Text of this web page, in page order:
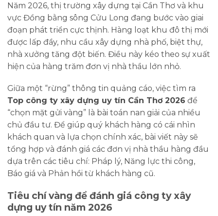
Năm 2026, thị trường xây dựng tại Cần Thơ và khu
vực Đồng bằng sông Cửu Long đang bước vào giai
đoạn phát triển cực thịnh. Hàng loạt khu đô thị mới
được lấp đầy, nhu cầu xây dựng nhà phố, biệt thự,
nhà xưởng tăng đột biến. Điều này kéo theo sự xuất
hiện của hàng trăm đơn vị nhà thầu lớn nhỏ.
Giữa một “rừng” thông tin quảng cáo, việc tìm ra
Top công ty xây dựng uy tín Cần Thơ 2026 để
“chọn mặt gửi vàng” là bài toán nan giải của nhiều
chủ đầu tư. Để giúp quý khách hàng có cái nhìn
khách quan và lựa chọn chính xác, bài viết này sẽ
tổng hợp và đánh giá các đơn vị nhà thầu hàng đầu
dựa trên các tiêu chí: Pháp lý, Năng lực thi công,
Báo giá và Phản hồi từ khách hàng cũ.
Tiêu chí vàng để đánh giá công ty xây
dựng uy tín năm 2026